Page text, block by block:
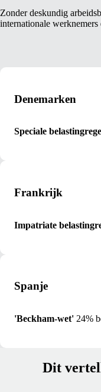
Zonder deskundig
internationale werknemers
Denemarken
Speciale
Frankrijk
Impatriate
Spanje
'Beckham-wet' 24%
Dit